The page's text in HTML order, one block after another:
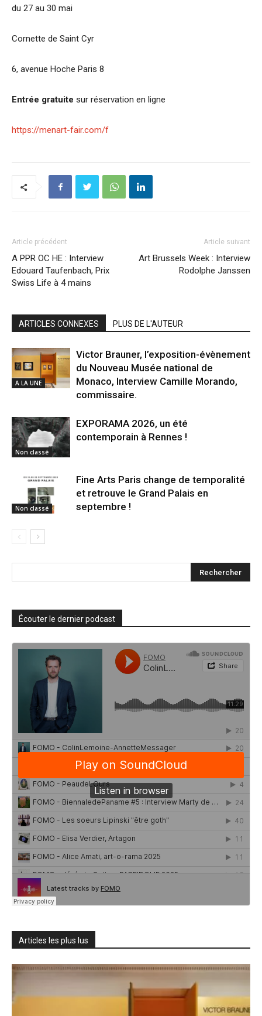
du 27 au 30 mai
Cornette de Saint Cyr
6, avenue Hoche Paris 8
Entrée gratuite sur réservation en ligne
https://menart-fair.com/f
Article précédent
A PPR OC HE : Interview
Edouard Taufenbach, Prix
Swiss Life à 4 mains
Article suivant
Art Brussels Week : Interview
Rodolphe Janssen
ARTICLES CONNEXES PLUS DE L'AUTEUR
A LA UNE
Victor Brauner, l’exposition-évènement
du Nouveau Musée national de
Monaco, Interview Camille Morando,
commissaire.
Non classé
EXPORAMA 2026, un été
contemporain à Rennes !
Non classé
Fine Arts Paris change de temporalité
et retrouve le Grand Palais en
septembre !
Écouter le dernier podcast
Articles les plus lus